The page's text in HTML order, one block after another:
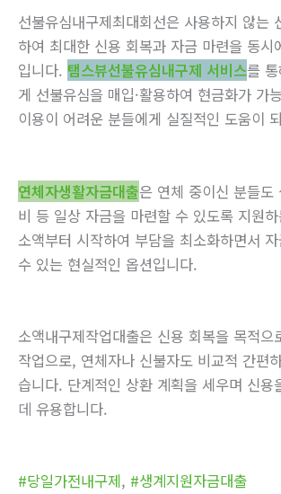
선불유심내구제최대회선은 사용하지 않는
하여 최대한 신용 회복과 자금 마련을 동시
입니다. 탬스뷰선불유심내구제 서비스를
게 선불유심을 매입·활용하여 현금화가 가
이용이 어려운 분들에게 실질적인 도움이
연체자생활자금대출은 연체 중이신 분들도
비 등 일상 자금을 마련할 수 있도록 지원
소액부터 시작하여 부담을 최소화하면서
수 있는 현실적인 옵션입니다.
소액내구제작업대출은 신용 회복을 목적
작업으로, 연체자나 신불자도 비교적 간편
습니다. 단계적인 상환 계획을 세우며 신용
데 유용합니다.
#당일가전내구제, #생계지원자금대출